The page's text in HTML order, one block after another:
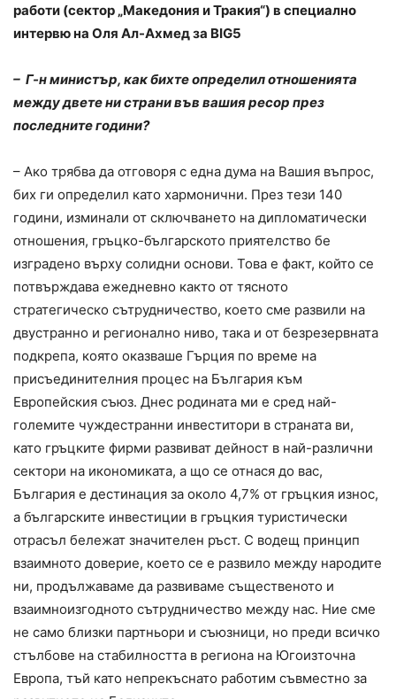
работи (сектор „Македония и Тракия“) в специално
интервю на Оля Ал-Ахмед за BIG5
– Г-н министър, как бихте определил отношенията
между двете ни страни във вашия ресор през
последните години?
– Ако трябва да отговоря с една дума на Вашия въпрос,
бих ги определил като хармонични. През тези 140
години, изминали от сключването на дипломатически
отношения, гръцко-българското приятелство бе
изградено върху солидни основи. Това е факт, който се
потвърждава ежедневно както от тясното
стратегическо сътрудничество, което сме развили на
двустранно и регионално ниво, така и от безрезервната
подкрепа, която оказваше Гърция по време на
присъединителния процес на България към
Европейския съюз. Днес родината ми е сред най-
големите чуждестранни инвеститори в страната ви,
като гръцките фирми развиват дейност в най-различни
сектори на икономиката, а що се отнася до вас,
България е дестинация за около 4,7% от гръцкия износ,
а българските инвестиции в гръцкия туристически
отрасъл бележат значителен ръст. С водещ принцип
взаимното доверие, което се е развило между народите
ни, продължаваме да развиваме същественото и
взаимноизгодното сътрудничество между нас. Ние сме
не само близки партньори и съюзници, но преди всичко
стълбове на стабилността в региона на Югоизточна
Европа, тъй като непрекъснато работим съвместно за